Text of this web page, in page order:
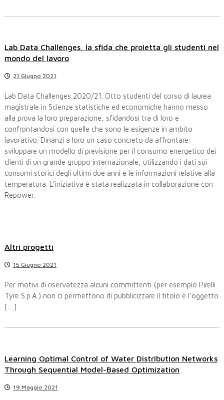
Lab Data Challenges, la sfida che proietta gli studenti nel
mondo del lavoro
21 Giugno 2021
Lab Data Challenges 2020/21. Otto studenti del corso di laurea
magistrale in Scienze statistiche ed economiche hanno messo
alla prova la loro preparazione, sfidandosi tra di loro e
confrontandosi con quelle che sono le esigenze in ambito
lavorativo. Dinanzi a loro un caso concreto da affrontare:
sviluppare un modello di previsione per il consumo energetico dei
clienti di un grande gruppo internazionale, utilizzando i dati sui
consumi storici degli ultimi due anni e le informazioni relative alla
temperatura. L’iniziativa è stata realizzata in collaborazione con
Repower.
Altri progetti
15 Giugno 2021
Per motivi di riservatezza alcuni committenti (per esempio Pirelli
Tyre S.p.A.) non ci permettono di pubblicizzare il titolo e l’oggetto
[…]
Learning Optimal Control of Water Distribution Networks
Through Sequential Model-Based Optimization
19 Maggio 2021